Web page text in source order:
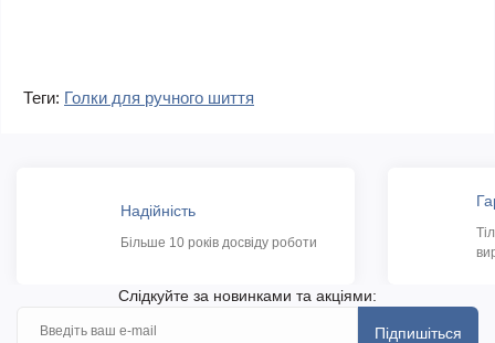
Теги: Голки для ручного шиття
Надійність
Більше 10 років досвіду роботи
Слідкуйте за новинками та акціями:
Підпишіться